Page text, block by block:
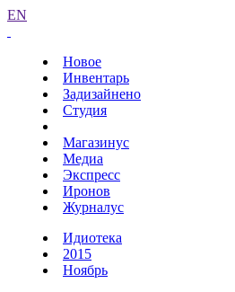
EN
Новое
Инвентарь
Задизайнено
Студия
Магазинус
Медиа
Экспресс
Иронов
Журналус
Идиотека
2015
Ноябрь